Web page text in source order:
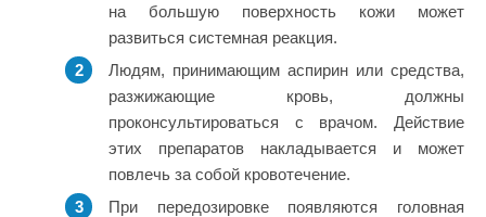
на большую поверхность кожи может
развиться системная реакция.
Людям, принимающим аспирин или средства,
разжижающие кровь, должны
проконсультироваться с врачом. Действие
этих препаратов накладывается и может
повлечь за собой кровотечение.
При передозировке появляются головная